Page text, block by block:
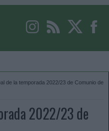
de la temporada 2022/23 de Comunio de
2022/23 de